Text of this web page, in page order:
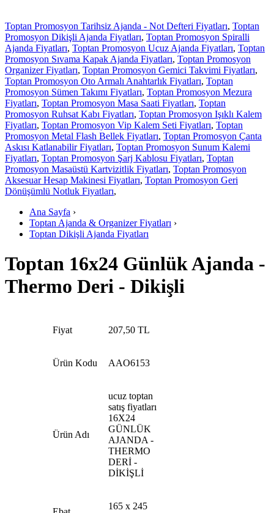
Toptan Promosyon Tarihsiz Ajanda - Not Defteri Fiyatları, Toptan
Promosyon Dikişli Ajanda Fiyatları, Toptan Promosyon Spiralli
Ajanda Fiyatları, Toptan Promosyon Ucuz Ajanda Fiyatları, Toptan
Promosyon Sıvama Kapak Ajanda Fiyatları, Toptan Promosyon
Organizer Fiyatları, Toptan Promosyon Gemici Takvimi Fiyatları,
Toptan Promosyon Oto Armalı Anahtarlık Fiyatları, Toptan
Promosyon Sümen Takımı Fiyatları, Toptan Promosyon Mezura
Fiyatları, Toptan Promosyon Masa Saati Fiyatları, Toptan
Promosyon Ruhsat Kabı Fiyatları, Toptan Promosyon Işıklı Kalem
Fiyatları, Toptan Promosyon Vip Kalem Seti Fiyatları, Toptan
Promosyon Metal Flash Bellek Fiyatları, Toptan Promosyon Çanta
Askısı Katlanabilir Fiyatları, Toptan Promosyon Sunum Kalemi
Fiyatları, Toptan Promosyon Şarj Kablosu Fiyatları, Toptan
Promosyon Masaüstü Kartvizitlik Fiyatları, Toptan Promosyon
Aksesuar Hesap Makinesi Fiyatları, Toptan Promosyon Geri
Dönüşümlü Notluk Fiyatları,
Ana Sayfa ›
Toptan Ajanda & Organizer Fiyatları ›
Toptan Dikişli Ajanda Fiyatları
Toptan 16x24 Günlük Ajanda -
Thermo Deri - Dikişli
Fiyat 207,50 TL
Ürün Kodu AAO6153
Ürün Adı
ucuz toptan
satış fiyatları
16X24
GÜNLÜK
AJANDA -
THERMO
DERİ -
DİKİŞLİ
165 x 245